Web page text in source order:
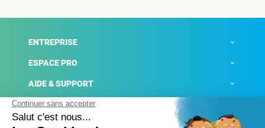
ENTREPRISE
ESPACE PRO
AIDE & SUPPORT
ACTUALITÉS